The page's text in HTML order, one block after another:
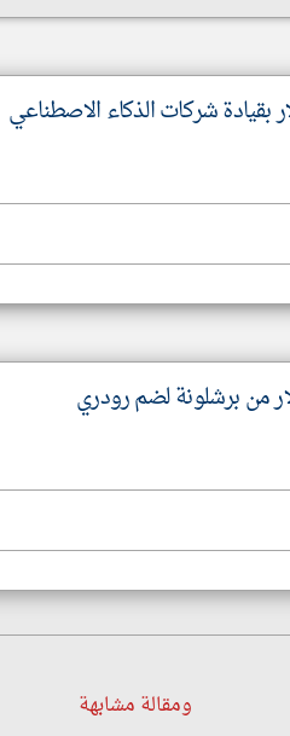
ومقالة مشابهة